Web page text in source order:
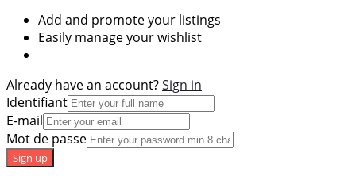
Add and promote your listings
Easily manage your wishlist
Already have an account?Sign in
Identifiant
E-mail
Mot de passe
Sign up